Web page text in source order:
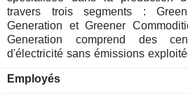
travers trois segments :
Generation et Greener
Generation comprend des
d'électricité sans émissions
assurer la stabilité du
Employés